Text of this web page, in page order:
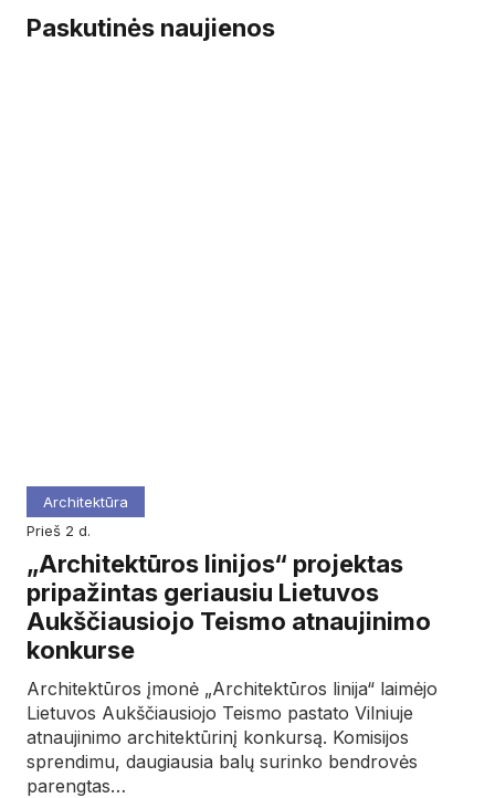
Paskutinės naujienos
Architektūra
prieš 2 d.
„Architektūros linijos“ projektas
pripažintas geriausiu Lietuvos
Aukščiausiojo Teismo atnaujinimo
konkurse
Architektūros įmonė „Architektūros linija“ laimėjo
Lietuvos Aukščiausiojo Teismo pastato Vilniuje
atnaujinimo architektūrinį konkursą. Komisijos
sprendimu, daugiausia balų surinko bendrovės
parengtas…